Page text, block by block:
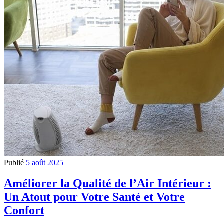
Publié 5 août 2025
Améliorer la Qualité de l’Air Intérieur :
Un Atout pour Votre Santé et Votre
Confort